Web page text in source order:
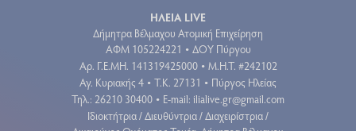
ΗΛΕΙΑ LIVE
Δήμητρα Βέλμαχου Ατομική Επιχείρηση
ΑΦΜ 105224221 • ΔΟΥ Πύργου
Aρ. Γ.Ε.ΜΗ. 141319425000 • Μ.Η.Τ. #242102
Αγ. Κυριακής 4 • Τ.Κ. 27131 • Πύργος Ηλείας
Τηλ.: 26210 30400 • E-mail: ilialive.gr@gmail.com
Ιδιοκτήτρια / Διευθύντρια / Διαχειρίστρια /